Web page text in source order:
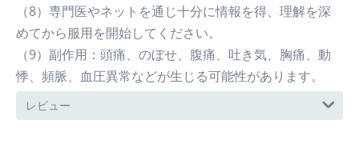
（8）専門医やネットを通じ十分に情報を得、理解を深
めてから服用を開始してください。
（9）副作用：頭痛、のぼせ、腹痛、吐き気、胸痛、動
悸、頻脈、血圧異常などが生じる可能性があります。
レビュー